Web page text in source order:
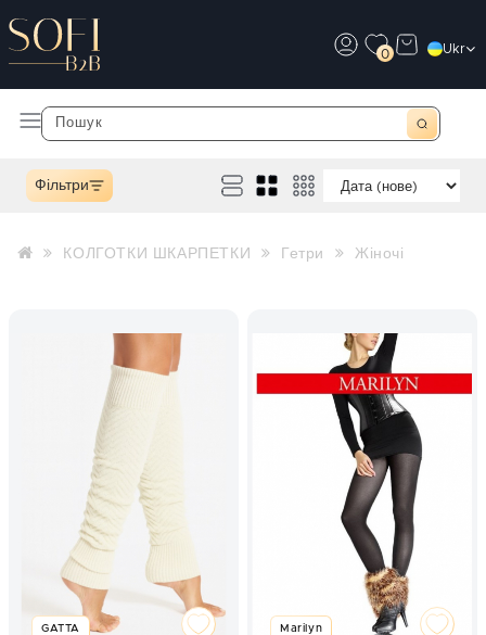
0 Ukr
Фільтри
КОЛГОТКИ ШКАРПЕТКИ Гетри Жіночі
GATTA Marilyn